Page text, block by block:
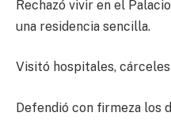
Rechazó vivir en el
una residencia sencilla.
Visitó hospitales,
Defendió con firmeza los